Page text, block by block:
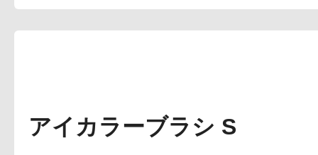
ブランドサイ
アテニアの「
アイカラーブラシ S